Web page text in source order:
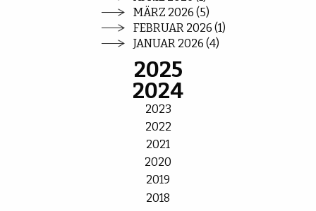
MÄRZ 2026 (5)
FEBRUAR 2026 (1)
JANUAR 2026 (4)
2025
2024
2023
2022
2021
2020
2019
2018